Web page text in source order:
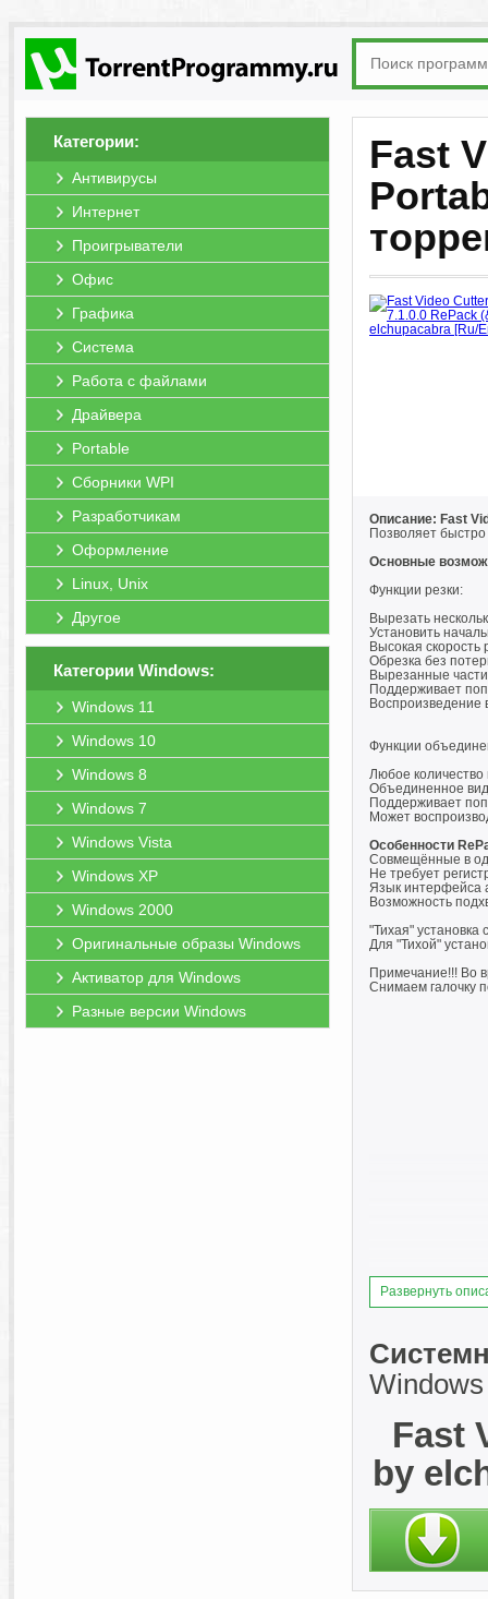
Категории:
Антивирусы
Интернет
Проигрыватели
Офис
Графика
Система
Работа с файлами
Драйвера
Portable
Сборники WPI
Разработчикам
Оформление
Linux, Unix
Другое
Категории Windows:
Windows 11
Windows 10
Windows 8
Windows 7
Windows Vista
Windows XP
Windows 2000
Оригинальные образы Windows
Активатор для Windows
Разные версии Windows
Fast
Описание: Fast
Позволяет
Основные
Функции резки:
Вырезать
Установить
Высокая скорость
Обрезка без
Вырезанные
Поддерживает
Воспроизведение
Функции
Любое
Объединенное
Поддерживает
Может
Особенности
Совмещённые в
Не требует
Язык интерфейса
Возможность
"Тихая"
Для "Тихой"
Примечание!!! Во
Снимаем галочку
Развернуть
Fast
by